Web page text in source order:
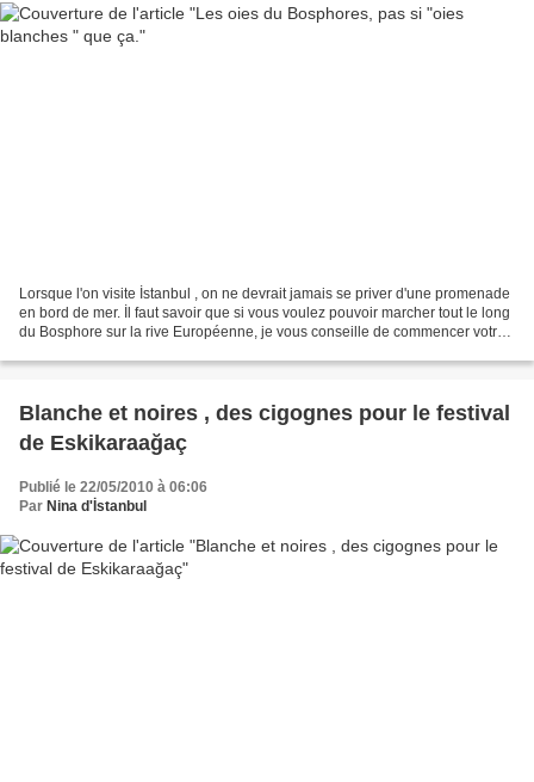
Lorsque l'on visite İstanbul , on ne devrait jamais se priver d'une promenade
en bord de mer. İl faut savoir que si vous voulez pouvoir marcher tout le long
du Bosphore sur la rive Européenne, je vous conseille de commencer votre
Blanche et noires , des cigognes pour le festival
de Eskikaraağaç
Publié le 22/05/2010 à 06:06
Par Nina d'İstanbul